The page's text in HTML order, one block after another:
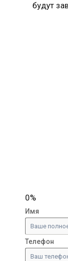
будут
0%
Имя
Телефон